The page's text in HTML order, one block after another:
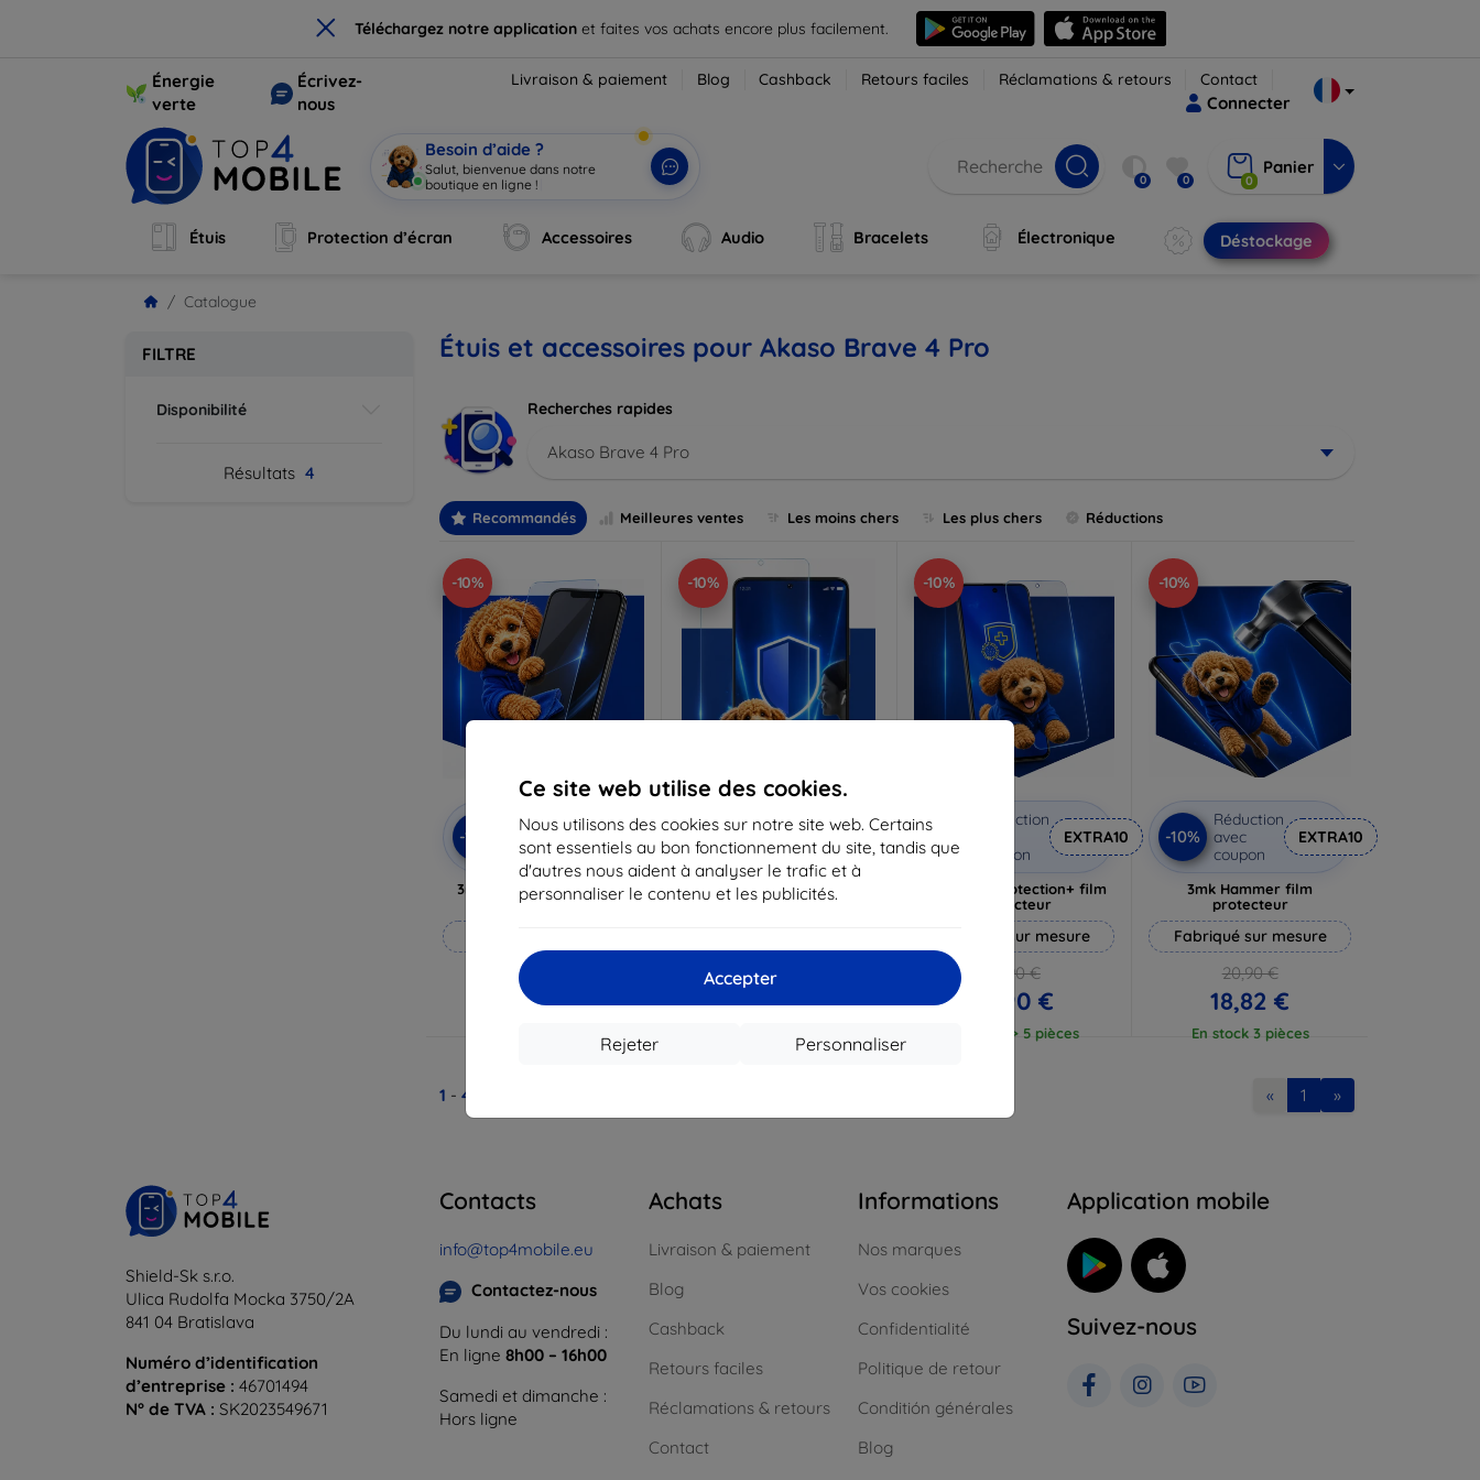
× Téléchargez notre application et faites vos achats encore plus facilement.
Ce site web utilise des cookies.
Nous utilisons des cookies sur notre site web. Certains
sont essentiels au bon fonctionnement du site, tandis que
d'autres nous aident à analyser le trafic et à
personnaliser le contenu et les publicités.
Accepter
Personnaliser
Rejeter
Énergie
verte
Écrivez-
nous
Livraison & paiement Blog Cashback Retours faciles Réclamations & retours Contact
Connecter
Besoin d’aide ?
Salut, bienvenue dans notre
boutique en ligne !
0 0 0
Panier
Étuis Protection d’écran Accessoires Audio Bracelets Électronique Déstockage
Catalogue
FILTRE
Disponibilité
Résultats 4
Étuis et accessoires pour Akaso Brave 4 Pro
Recherches rapides
Akaso Brave 4 Pro
Recommandés Meilleures ventes Les moins chers Les plus chers Réductions
-10%
-10%
Réduction
avec
coupon
EXTRA10
3mk Anti-Shock verre de
protection
17,90 €
16,12 €
-10%
-10%
Réduction
avec
coupon
EXTRA10
3mk Pure Matt Verre de
protection
13,90 €
12,50 €
-10%
-10%
Réduction
coupon
EXTRA10
3mk Silverprotection+ film
protecteur
Fabriqué sur mesure
19,90 €
17,90 €
En stock > 5 pièces
-10%
-10%
Réduction
avec
coupon
EXTRA10
3mk Hammer film
protecteur
Fabriqué sur mesure
20,90 €
18,82 €
En stock 3 pièces
1 - 4 « 1 »
Shield-Sk s.r.o.
Ulica Rudolfa Mocka 3750/2A
841 04 Bratislava
Numéro d’identification
d’entreprise : 46701494
N° de TVA : SK2023549671
Contacts
info@top4mobile.eu
Contactez-nous
Du lundi au vendredi :
En ligne 8h00 – 16h00
Samedi et dimanche :
Hors ligne
Achats
Livraison & paiement
Blog
Cashback
Retours faciles
Réclamations & retours
Contact
Informations
Nos marques
Vos cookies
Confidentialité
Politique de retour
Conditión générales
Blog
Application mobile
Suivez-nous